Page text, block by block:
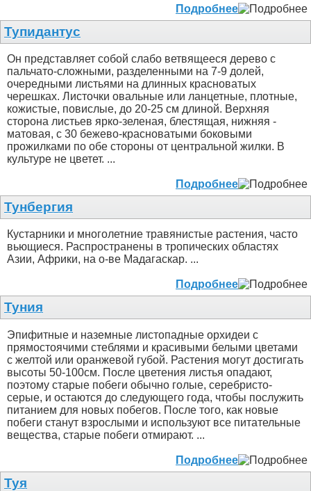
Подробнее
Тупидантус
Он представляет собой слабо ветвящееся дерево с
пальчато-сложными, разделенными на 7-9 долей,
очередными листьями на длинных красноватых
черешках. Листочки овальные или ланцетные, плотные,
кожистые, повислые, до 20-25 см длиной. Верхняя
сторона листьев ярко-зеленая, блестящая, нижняя -
матовая, с 30 бежево-красноватыми боковыми
прожилками по обе стороны от центральной жилки. В
культуре не цветет. ...
Подробнее
Тунбергия
Кустарники и многолетние травянистые растения, часто
вьющиеся. Распространены в тропических областях
Азии, Африки, на о-ве Мадагаскар. ...
Подробнее
Туния
Эпифитные и наземные листопадные орхидеи с
прямостоячими стеблями и красивыми белыми цветами
с желтой или оранжевой губой. Растения могут достигать
высоты 50-100см. После цветения листья опадают,
поэтому старые побеги обычно голые, серебристо-
серые, и остаются до следующего года, чтобы послужить
питанием для новых побегов. После того, как новые
побеги станут взрослыми и используют все питательные
вещества, старые побеги отмирают. ...
Подробнее
Туя